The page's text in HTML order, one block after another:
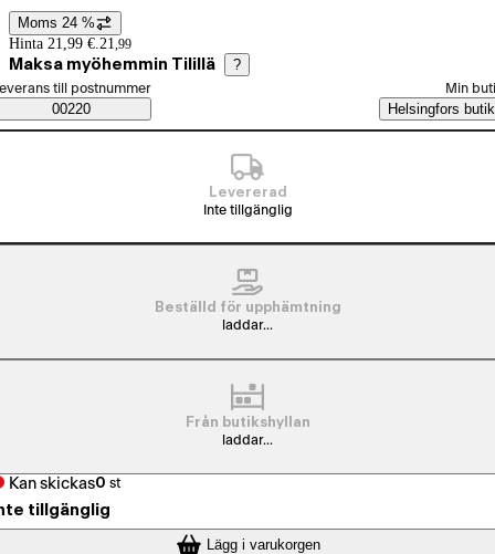
Prisinformation
Moms 24 %
Hinta 21,99 €. 21 ,99
Maksa myöhemmin Tilillä ?
Saatavuustiedot
beställningssätt
till postnummer
00220
Min
Helsingfors butik
Levererad
Inte tillgänglig
Beställd för upphämtning
laddar...
Från butikshyllan
laddar...
Kan skickas0 st
tillgänglig
Lägg i varukorgen